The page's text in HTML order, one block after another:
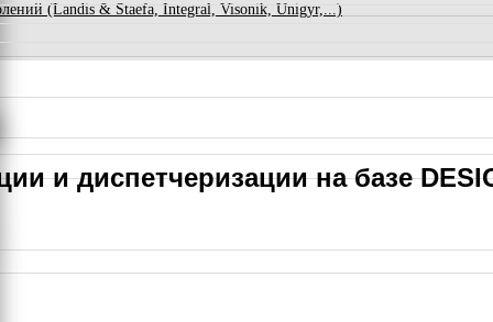
(Landis & Staefa, Integral, Visonik, Unigyr,...)
и диспетчеризации на базе